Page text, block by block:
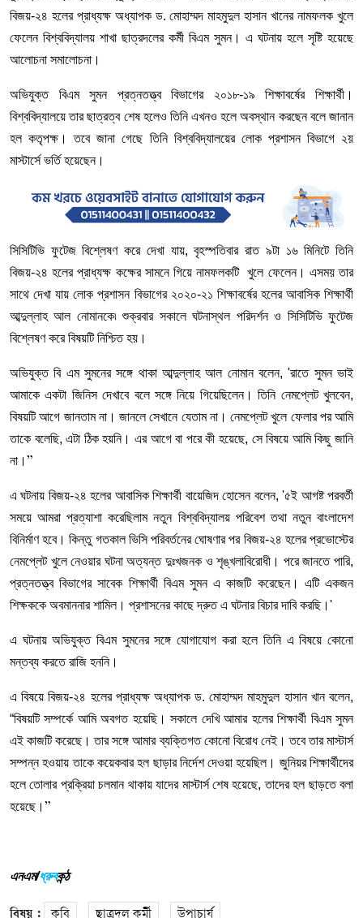
বিজয়-২৪ হলের প্রাধ্যক্ষ অধ্যাপক ড. মোহাম্মদ মাহমুদুল হাসান খানের নামফলক খুলে
ফেলেন বিশ্ববিদ্যালয় শাখা ছাত্রদলের কর্মী বিএম সুমন। এ ঘটনায় হলে সৃষ্টি হয়েছে
আলোচনা সমালোচনা।
অভিযুক্ত বিএম সুমন প্রত্নতত্ত্ব বিভাগের ২০১৮-১৯ শিক্ষাবর্ষের শিক্ষার্থী।
বিশ্ববিদ্যালয়ে তার ছাত্রত্ব শেষ হলেও তিনি এখনও হলে অবস্থান করছেন বলে জানান
হল কতৃপক্ষ। তবে জানা গেছে তিনি বিশ্ববিদ্যালয়ের লোক প্রশাসন বিভাগে ২য়
মাস্টার্সে ভর্তি হয়েছেন।
সিসিটিভি ফুটেজ বিশ্লেষণ করে দেখা যায়, বৃহস্পতিবার রাত ৯টা ১৬ মিনিটে তিনি
বিজয়-২৪ হলের প্রাধ্যক্ষ কক্ষের সামনে গিয়ে নামফলকটি খুলে ফেলেন। এসময় তার
সাথে দেখা যায় লোক প্রশাসন বিভাগের ২০২০-২১ শিক্ষাবর্ষের হলের আবাসিক শিক্ষার্থী
আব্দুল্লাহ আল নোমানকে৷ শুক্রবার সকালে ঘটনাস্থল পরিদর্শন ও সিসিটিভি ফুটেজ
বিশ্লেষণ করে বিষয়টি নিশ্চিত হয়।
অভিযুক্ত বি এম সুমনের সঙ্গে থাকা আব্দুল্লাহ আল নোমান বলেন, 'রাতে সুমন ভাই
আমাকে একটা জিনিস দেখাবে বলে সঙ্গে নিয়ে গিয়েছিলেন। তিনি নেমপ্লেট খুলবেন,
বিষয়টি আগে জানতাম না। জানলে সেখানে যেতাম না। নেমপ্লেট খুলে ফেলার পর আমি
তাকে বলেছি, এটা ঠিক হয়নি। এর আগে বা পরে কী হয়েছে, সে বিষয়ে আমি কিছু জানি
না। ”
এ ঘটনায় বিজয়-২৪ হলের আবাসিক শিক্ষার্থী বায়েজিদ হোসেন বলেন, '৫ই আগষ্ট পরবর্তী
সময়ে আমরা প্রত্যাশা করেছিলাম নতুন বিশ্ববিদ্যালয় পরিবেশ তথা নতুন বাংলাদেশ
বিনির্মাণ হবে। কিন্তু গতকাল ভিসি পরিবর্তনের ঘোষণার পর বিজয়-২৪ হলের প্রভোস্টের
নেমপ্লেট খুলে নেওয়ার ঘটনা অত্যন্ত দুঃখজনক ও শৃঙ্খলাবিরোধী। পরে জানতে পারি,
প্রত্নতত্ত্ব বিভাগের সাবেক শিক্ষার্থী বিএম সুমন এ কাজটি করেছেন। এটি একজন
শিক্ষককে অবমাননার শামিল। প্রশাসনের কাছে দ্রুত এ ঘটনার বিচার দাবি করছি।'
এ ঘটনায় অভিযুক্ত বিএম সুমনের সঙ্গে যোগাযোগ করা হলে তিনি এ বিষয়ে কোনো
মন্তব্য করতে রাজি হননি।
এ বিষয়ে বিজয়-২৪ হলের প্রাধ্যক্ষ অধ্যাপক ড. মোহাম্মদ মাহমুদুল হাসান খান বলেন,
“বিষয়টি সম্পর্কে আমি অবগত হয়েছি। সকালে দেখি আমার হলের শিক্ষার্থী বিএম সুমন
এই কাজটি করেছে। তার সঙ্গে আমার ব্যক্তিগত কোনো বিরোধ নেই। তবে তার মাস্টার্স
সম্পন্ন হওয়ায় তাকে কয়েকবার হল ছাড়ার নির্দেশ দেওয়া হয়েছিল। জুনিয়র শিক্ষার্থীদের
হলে তোলার প্রক্রিয়া চলমান থাকায় যাদের মাস্টার্স শেষ হয়েছে, তাদের হল ছাড়তে বলা
হয়েছে। ”
এনএম/ধ্রুবকন্ঠ